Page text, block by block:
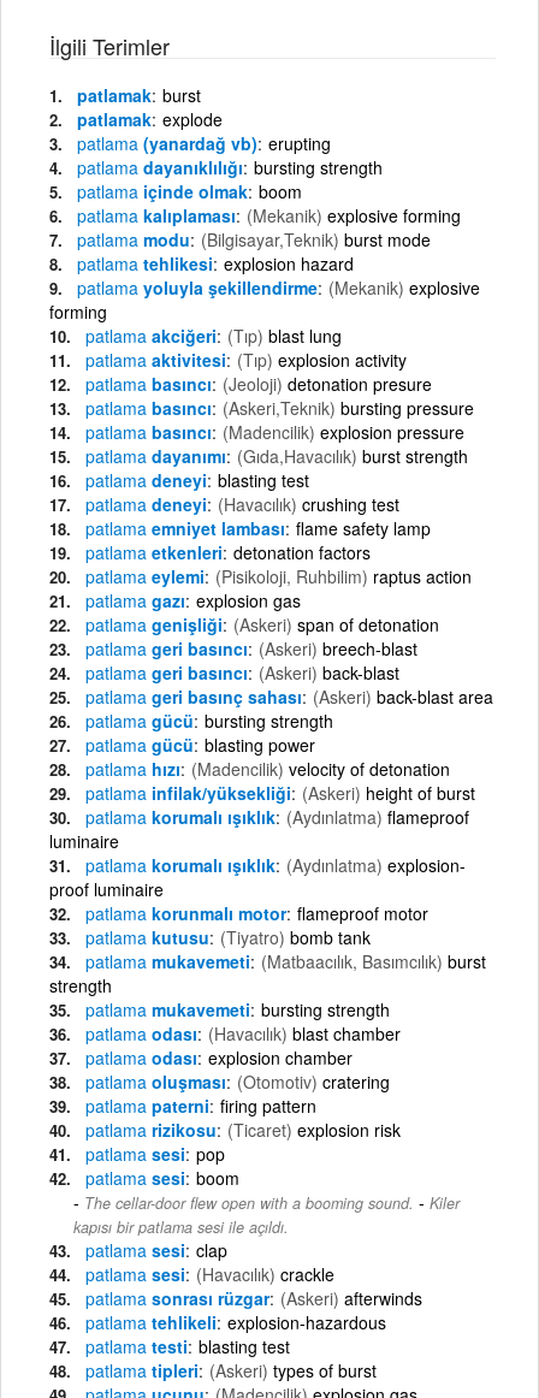
İlgili Terimler
patlamak burst
patlamak explode
patlama (yanardağ vb) erupting
patlama dayanıklılığı bursting strength
patlama içinde olmak boom
patlama kalıplaması (Mekanik) explosive forming
patlama modu (Bilgisayar,Teknik) burst mode
patlama tehlikesi explosion hazard
patlama yoluyla şekillendirme (Mekanik) explosive
forming
patlama akciğeri (Tıp) blast lung
patlama aktivitesi (Tıp) explosion activity
patlama basıncı (Jeoloji) detonation presure
patlama basıncı (Askeri,Teknik) bursting pressure
patlama basıncı (Madencilik) explosion pressure
patlama dayanımı (Gıda,Havacılık) burst strength
patlama deneyi blasting test
patlama deneyi (Havacılık) crushing test
patlama emniyet lambası flame safety lamp
patlama etkenleri detonation factors
patlama eylemi (Pisikoloji, Ruhbilim) raptus action
patlama gazı explosion gas
patlama genişliği (Askeri) span of detonation
patlama geri basıncı (Askeri) breech-blast
patlama geri basıncı (Askeri) back-blast
patlama geri basınç sahası (Askeri) back-blast area
patlama gücü bursting strength
patlama gücü blasting power
patlama hızı (Madencilik) velocity of detonation
patlama infilak/yüksekliği (Askeri) height of burst
patlama korumalı ışıklık (Aydınlatma) flameproof
luminaire
patlama korumalı ışıklık (Aydınlatma) explosion-
proof luminaire
patlama korunmalı motor flameproof motor
patlama kutusu (Tiyatro) bomb tank
patlama mukavemeti (Matbaacılık, Basımcılık) burst
strength
patlama mukavemeti bursting strength
patlama odası (Havacılık) blast chamber
patlama odası explosion chamber
patlama oluşması (Otomotiv) cratering
patlama paterni firing pattern
patlama rizikosu (Ticaret) explosion risk
patlama sesi pop
patlama sesi boom
The cellar-door flew open with a booming sound. - Kiler
kapısı bir patlama sesi ile açıldı.
patlama sesi clap
patlama sesi (Havacılık) crackle
patlama sonrası rüzgar (Askeri) afterwinds
patlama tehlikeli explosion-hazardous
patlama testi blasting test
patlama tipleri (Askeri) types of burst